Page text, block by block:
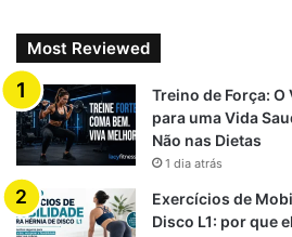
A lombar deve ficar imóvel
o tempo todo
Dor significa lesão grave
Nem
Só idosos precisam
Most Reviewed
Treino de Força:
para uma Vida
Não nas Dietas
1 dia atrás
Exercícios de
Disco L1: por que